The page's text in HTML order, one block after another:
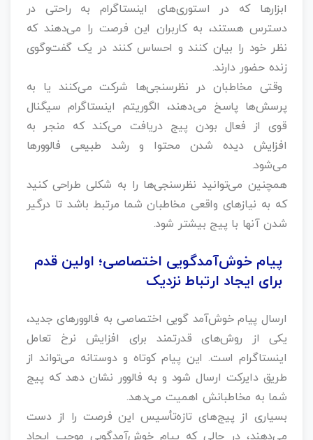
ابزارها که در استوری‌های اینستاگرام به راحتی در
دسترس هستند، به کاربران این فرصت را می‌دهند که
نظر خود را بیان کنند و احساس کنند در یک گفت‌وگوی
زنده حضور دارند.
وقتی مخاطبان در نظرسنجی‌ها شرکت می‌کنند یا به
پرسش‌ها پاسخ می‌دهند، الگوریتم اینستاگرام سیگنال
قوی از فعال بودن پیج دریافت می‌کند که منجر به
افزایش دیده شدن محتوا و رشد طبیعی فالوورها
می‌شود.
همچنین می‌توانید نظرسنجی‌ها را به شکلی طراحی کنید
که به نیازهای واقعی مخاطبان شما مرتبط باشد تا درگیر
شدن آنها با پیج بیشتر شود.
پیام خوش‌آمدگویی اختصاصی؛ اولین قدم
برای ایجاد ارتباط نزدیک
ارسال پیام خوش‌آمد گویی اختصاصی به فالوورهای جدید،
یکی از روش‌های قدرتمند برای افزایش نرخ تعامل
اینستاگرام است. این پیام کوتاه و دوستانه می‌تواند از
طریق دایرکت ارسال شود و به فالوور نشان دهد که پیج
شما به مخاطبانش اهمیت می‌دهد.
بسیاری از پیج‌های تازه‌تأسیس این فرصت را از دست
می‌دهند، در حالی که پیام خوش‌آمدگویی موجب ایجاد